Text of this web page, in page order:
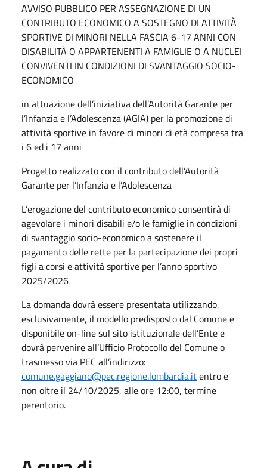
AVVISO PUBBLICO PER ASSEGNAZIONE DI UN
CONTRIBUTO ECONOMICO A SOSTEGNO DI ATTIVITÀ
SPORTIVE DI MINORI NELLA FASCIA 6-17 ANNI CON
DISABILITÀ O APPARTENENTI A FAMIGLIE O A NUCLEI
CONVIVENTI IN CONDIZIONI DI SVANTAGGIO SOCIO-
ECONOMICO
in attuazione dell’iniziativa dell’Autorità Garante per
l’Infanzia e l’Adolescenza (AGIA) per la promozione di
attività sportive in favore di minori di età compresa tra
i 6 ed i 17 anni
Progetto realizzato con il contributo dell’Autorità
Garante per l’Infanzia e l’Adolescenza
L’erogazione del contributo economico consentirà di
agevolare i minori disabili e/o le famiglie in condizioni
di svantaggio socio-economico a sostenere il
pagamento delle rette per la partecipazione dei propri
figli a corsi e attività sportive per l’anno sportivo
2025/2026
La domanda dovrà essere presentata utilizzando,
esclusivamente, il modello predisposto dal Comune e
disponibile on-line sul sito istituzionale dell’Ente e
dovrà pervenire all’Ufficio Protocollo del Comune o
trasmesso via PEC all’indirizzo:
comune.gaggiano@pec.regione.lombardia.itentro e
non oltre il 24/10/2025, alle ore 12:00, termine
perentorio.